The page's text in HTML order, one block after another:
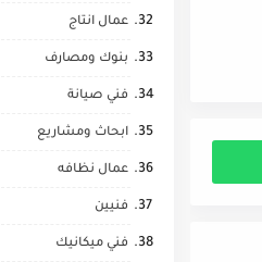
عمال انتاج
بنوك ومصارف
فني صيانة
ابحاث ومشاريع
عمال نظافه
فنيين
فني ميكانيك